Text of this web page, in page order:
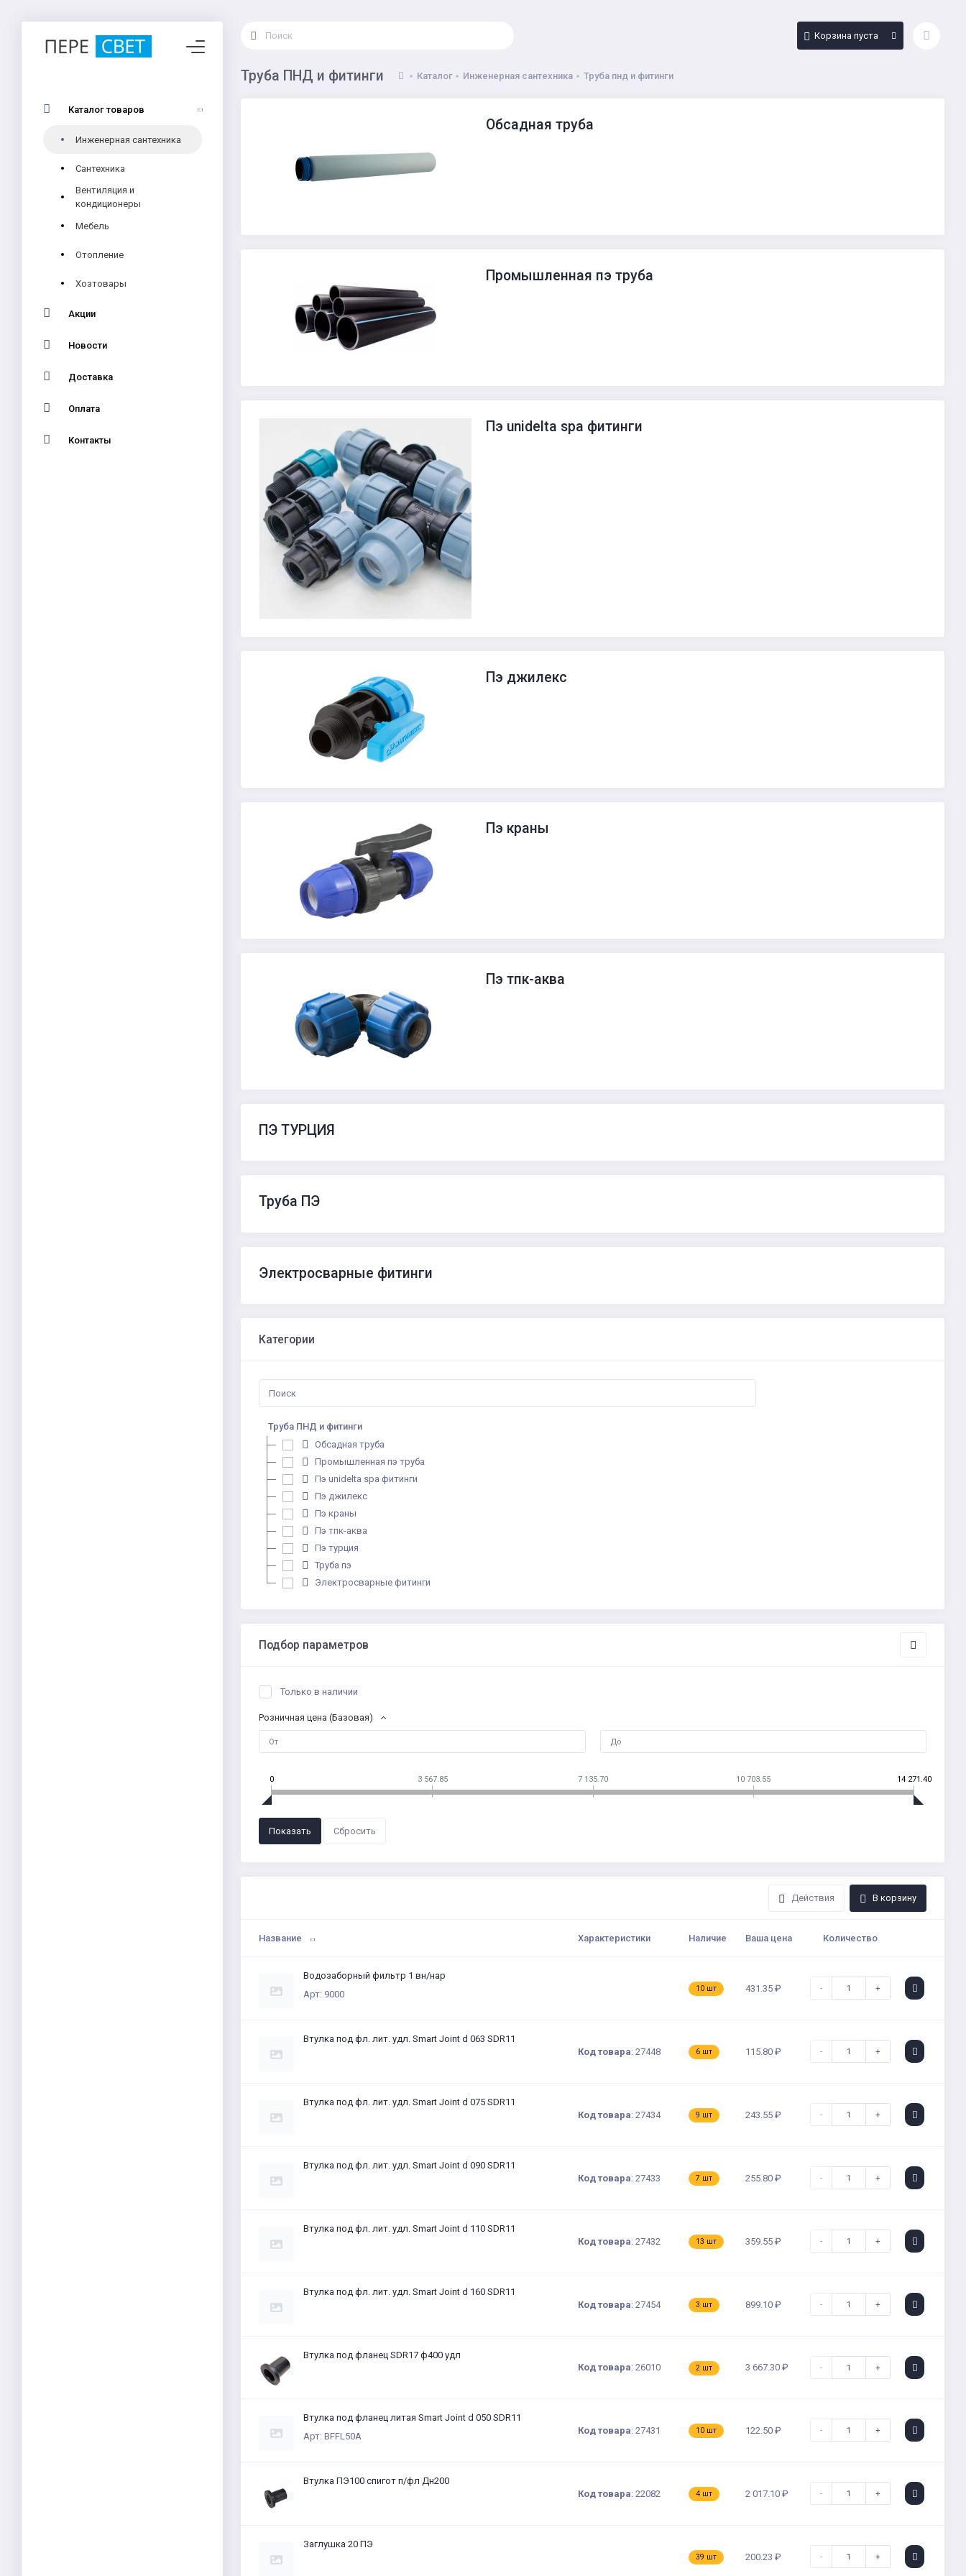
Каталог товаров
Инженерная сантехника
Сантехника
Вентиляция и
кондиционеры
Мебель
Отопление
Хозтовары
Акции
Новости
Доставка
Оплата
Контакты
Корзина пуста
Труба ПНД и фитинги Каталог Инженерная сантехника Труба пнд и фитинги
Обсадная труба
Промышленная пэ труба
Пэ unidelta spa фитинги
Пэ джилекс
Пэ краны
Пэ тпк-аква
ПЭ ТУРЦИЯ
Труба ПЭ
Электросварные фитинги
Действия В корзину
Название Характеристики Наличие Ваша цена Количество
Водозаборный фильтр 1 вн/нар
Арт: 9000
10 шт 431.35 ₽ - +
Втулка под фл. лит. удл. Smart Joint d 063 SDR11
Код товара: 27448 6 шт 115.80 ₽ - +
Втулка под фл. лит. удл. Smart Joint d 075 SDR11
Код товара: 27434 9 шт 243.55 ₽ - +
Втулка под фл. лит. удл. Smart Joint d 090 SDR11
Код товара: 27433 7 шт 255.80 ₽ - +
Втулка под фл. лит. удл. Smart Joint d 110 SDR11
Код товара: 27432 13 шт 359.55 ₽ - +
Втулка под фл. лит. удл. Smart Joint d 160 SDR11
Код товара: 27454 3 шт 899.10 ₽ - +
Втулка под фланец SDR17 ф400 удл
Код товара: 26010 2 шт 3 667.30 ₽ - +
Втулка под фланец литая Smart Joint d 050 SDR11
Арт: BFFL50A
Код товара: 27431 10 шт 122.50 ₽ - +
Втулка ПЭ100 спигот п/фл Дн200
Код товара: 22082 4 шт 2 017.10 ₽ - +
Заглушка 20 ПЭ
39 шт 200.23 ₽ - +
Категории
Труба ПНД и фитинги
Обсадная труба
Промышленная пэ труба
Пэ unidelta spa фитинги
Пэ джилекс
Пэ краны
Пэ тпк-аква
Пэ турция
Труба пэ
Электросварные фитинги
Подбор параметров
Только в наличии
Розничная цена (Базовая)
0 3 567.85 7 135.70 10 703.55 14 271.40